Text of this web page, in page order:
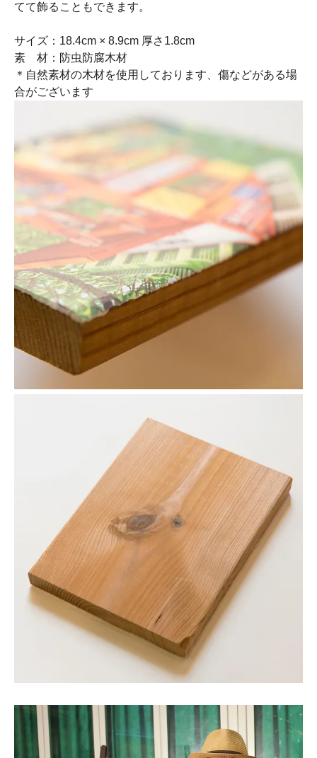
てて飾ることもできます。
サイズ：18.4cm × 8.9cm 厚さ1.8cm
素 材：防虫防腐木材
＊自然素材の木材を使用しております、傷などがある場
合がございます